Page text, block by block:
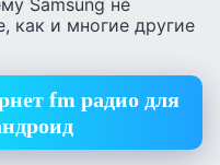
Samsung не
как и многие другие
fm радио для